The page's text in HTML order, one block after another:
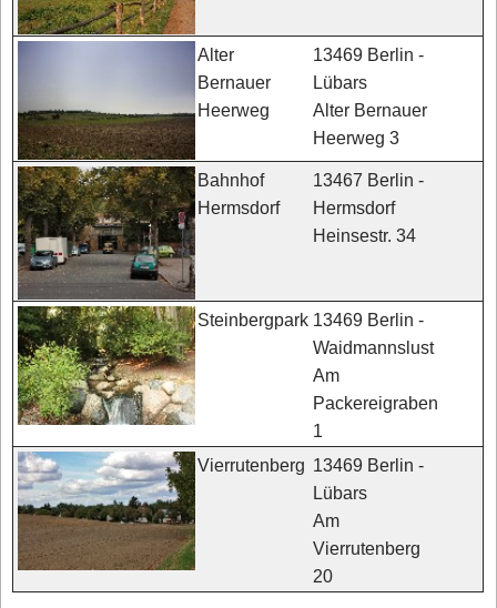
Alter
Bernauer
Heerweg
13469 Berlin -
Lübars
Alter Bernauer
Heerweg 3
Bahnhof
Hermsdorf
13467 Berlin -
Hermsdorf
Heinsestr. 34
Steinbergpark 13469 Berlin -
Waidmannslust
Am
Packereigraben
1
Vierrutenberg 13469 Berlin -
Lübars
Am
Vierrutenberg
20